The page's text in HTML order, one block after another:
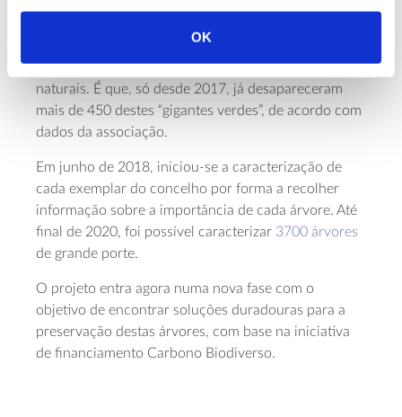
OK
a informação compilada poderia ser utilizada para
ter um real impacte na preservação destas estruturas
naturais. É que, só desde 2017, já desapareceram
mais de 450 destes “gigantes verdes”, de acordo com
dados da associação.
Em junho de 2018, iniciou-se a caracterização de
cada exemplar do concelho por forma a recolher
informação sobre a importância de cada árvore. Até
final de 2020, foi possível caracterizar 3700 árvores
de grande porte.
O projeto entra agora numa nova fase com o
objetivo de encontrar soluções duradouras para a
preservação destas árvores, com base na iniciativa
de financiamento Carbono Biodiverso.